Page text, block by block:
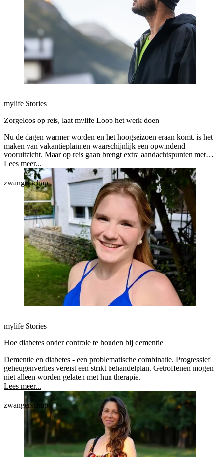
mylife Stories
Zorgeloos op reis, laat mylife Loop het werk doen
Nu de dagen warmer worden en het hoogseizoen eraan komt, is het
maken van vakantieplannen waarschijnlijk een opwindend
vooruitzicht. Maar op reis gaan brengt extra aandachtspunten met
zich mee.
Lees meer...
zwangerschap
mylife Stories
Hoe diabetes onder controle te houden bij dementie
Dementie en diabetes - een problematische combinatie. Progressief
geheugenverlies vereist een strikt behandelplan. Getroffenen mogen
niet alleen worden gelaten met hun therapie.
Lees meer...
zwangerschap